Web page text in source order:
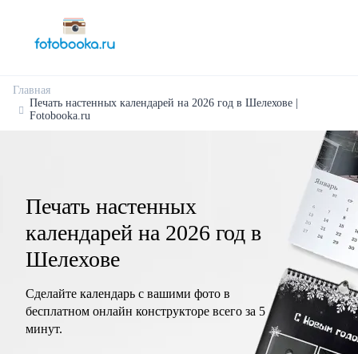
Главная
Печать настенных календарей на 2026 год в Шелехове |
Fotobooka.ru
Печать настенных
календарей на 2026 год в
Шелехове
Сделайте календарь с вашими фото в
бесплатном онлайн конструкторе всего за 5
минут.